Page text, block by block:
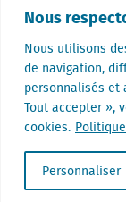
Nous
Nous utilisons
de navigation,
personnalisés et
Tout accepter »,
cookies.
Personnaliser
Pays-Bas (siège)
Creative Valley
Stationsplein 32
3511 ED Utrecht
Belgique
Rue Cantersteen 47
1000 Bruxelles